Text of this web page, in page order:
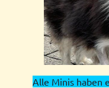
Alle Minis haben